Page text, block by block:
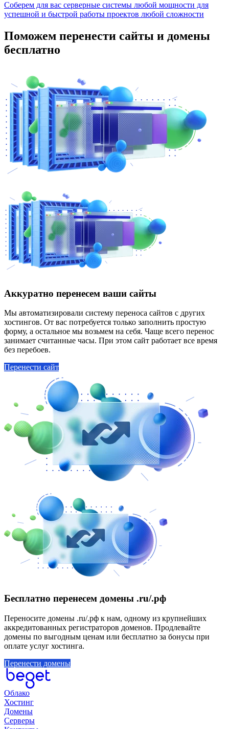
Соберем для вас серверные системы любой мощности для
успешной и быстрой работы проектов любой сложности
Поможем перенести сайты и домены
бесплатно
Аккуратно перенесем ваши сайты
Мы автоматизировали систему переноса сайтов с других
хостингов. От вас потребуется только заполнить простую
форму, а остальное мы возьмем на себя. Чаще всего перенос
занимает считанные часы. При этом сайт работает все время
без перебоев.
Перенести сайт
Бесплатно перенесем домены .ru/.рф
Переносите домены .ru/.рф к нам, одному из крупнейших
аккредитованных регистраторов доменов. Продлевайте
домены по выгодным ценам или бесплатно за бонусы при
оплате услуг хостинга.
Перенести домены
Облако
Хостинг
Домены
Серверы